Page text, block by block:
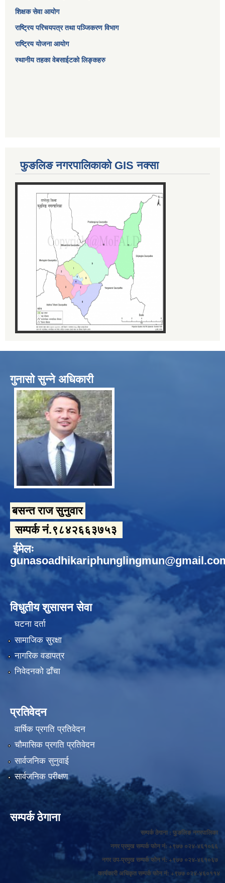
शिक्षक सेवा आयोग
राष्ट्रिय परिचयपत्र तथा पञ्जिकरण विभाग
राष्ट्रिय योजना आयोग
स्थानीय तहका वेबसाईटको लिङ्कहरु
फुङलिङ नगरपालिकाको GIS नक्सा
गुनासो सुन्ने अधिकारी
बसन्त राज सुनुवार
सम्पर्क नं.९८४२६६३७५३
ईमेलः
विधुतीय शुसासन सेवा
घटना दर्ता
सामाजिक सुरक्षा
नागरिक वडापत्र
निवेदनको ढाँचा
प्रतिवेदन
वार्षिक प्रगति प्रतिवेदन
चौमासिक प्रगति प्रतिवेदन
सार्वजनिक सुनुवाई
सार्वजनिक परीक्षण
सम्पर्क ठेगाना
सम्पर्क ठेगाना : फुङलिङ नगरपालिका
नगर प्रमुख सम्पर्क फोन नं: +९७७ ०२४-४६१०६६
नगर उप-प्रमुख सम्पर्क फोन नं: +९७७ ०२४-४६१०६७
कार्यकारी अधिकृत सम्पर्क फोन नं: +९७७ ०२४-४६०११४